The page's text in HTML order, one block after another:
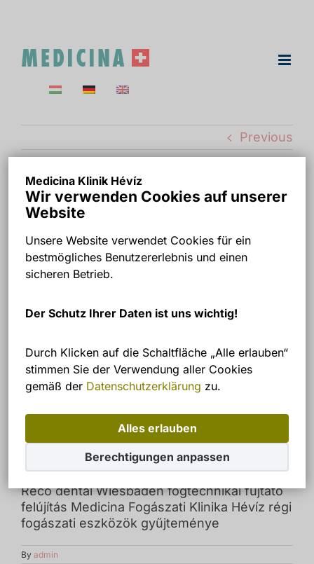
Medicina Klinik Hévíz
Wir verwenden Cookies auf unserer
Website
Unsere Website verwendet Cookies für ein
bestmögliches Benutzererlebnis und einen
sicheren Betrieb.
Der Schutz Ihrer Daten ist uns wichtig!
Durch Klicken auf die Schaltfläche „Alle erlauben“
stimmen Sie der Verwendung aller Cookies
gemäß der Datenschutzerklärung zu.
Alles erlauben
Berechtigungen anpassen
Previous
RECO DENTAL
WIESBADEN
fogtechnikai
Reco dental Wiesbaden fogtechnikai fújtató
felújítás Medicina Fogászati Klinika Hévíz régi
fogászati eszközök gyűjteménye
By admin